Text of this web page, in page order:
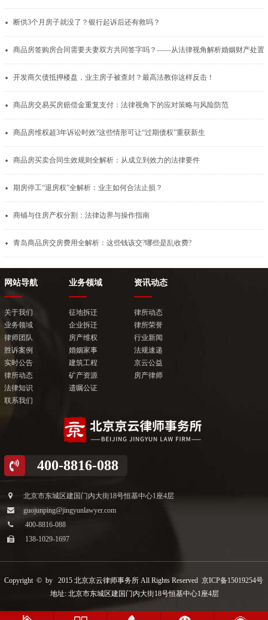
断供3个月房子就没了？银行起诉后还有救吗？
开发商欠债抵押楼盘，业主房子被查封？最高法教你这样反击！
商品房交易买房赔偿金重复支付：法律视角下的应对策略与风险防范
商品房维权超3年诉讼时效?这些情形可让“过期债权”重获新生
商品房买卖合同生效规则全解析：从成立到效力的法律要件
期房停工“退房权”全解析：业主如何合法止损？
商铺与住房产权分割：法律边界与操作指南
青岛商品房交房费用全解析：这些钱该交?哪些是乱收费?
网站导航
关于我们
业务领域
律师团队
胜诉案例
实时公告
律所动态
法律知识
联系我们
业务领域
征地拆迁
企业拆迁
房产维权
婚姻家事
建筑工程
矿产资源
遗嘱公证
资讯动态
律所动态
律所荣誉
行业新闻
法规速递
京云公益
房产律师
400-8816-088
北京市东城区建国门内大街18号恒基中心1座4层
guojunping@jingyunlawyer.com
400-8816-088
138-1029-1697
Copyright © by 2015 北京京云律师事务所 All Rights Reserved京ICP备15019254号
地址: 北京市东城区建国门内大街18号恒基中心1座4层